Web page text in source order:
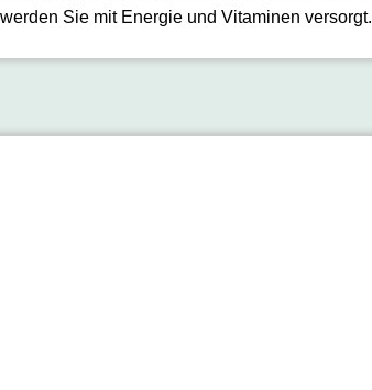
Sie mit Energie und Vitaminen versorgt.